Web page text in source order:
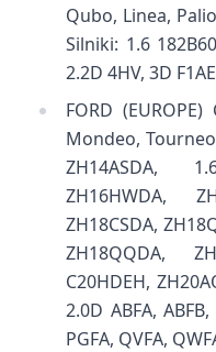
Qubo, Linea,
Silniki: 1.6
2.2D 4HV, 3D
FORD
Mondeo,
ZH14ASDA,
ZH16HWDA,
ZH18CSDA,
ZH18QQDA,
C20HDEH,
2.0D ABFA,
PGFA, QVFA,